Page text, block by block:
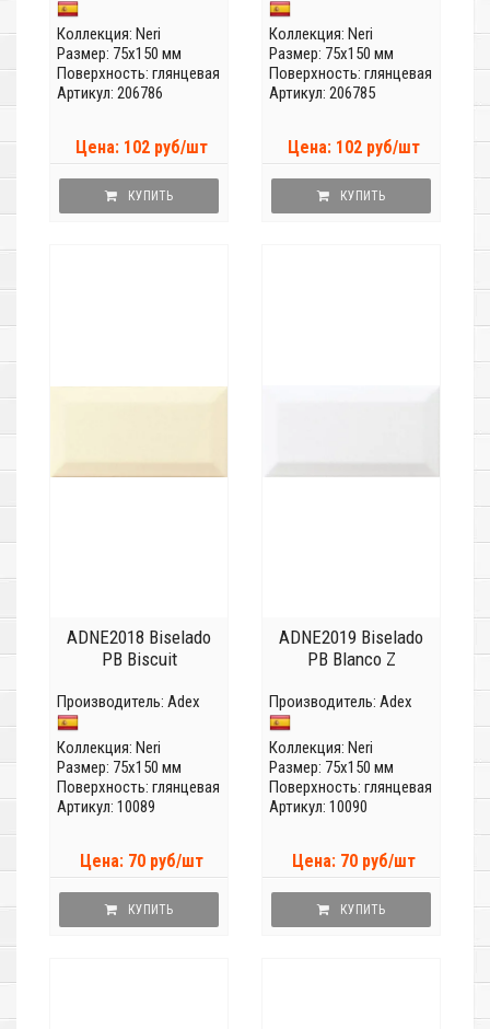
Коллекция: Neri
Размер: 75x150 мм
Поверхность: глянцевая
Артикул: 206786
Цена: 102 руб/шт
КУПИТЬ
Коллекция: Neri
Размер: 75x150 мм
Поверхность: глянцевая
Артикул: 206785
Цена: 102 руб/шт
КУПИТЬ
ADNE2018 Biselado
PB Biscuit
Производитель: Adex
Коллекция: Neri
Размер: 75x150 мм
Поверхность: глянцевая
Артикул: 10089
Цена: 70 руб/шт
КУПИТЬ
ADNE2019 Biselado
PB Blanco Z
Производитель: Adex
Коллекция: Neri
Размер: 75x150 мм
Поверхность: глянцевая
Артикул: 10090
Цена: 70 руб/шт
КУПИТЬ